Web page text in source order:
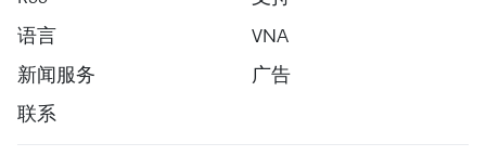
语言
VNA
新闻服务
广告
联系